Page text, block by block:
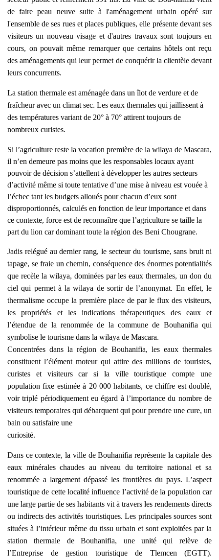
de faire peau neuve suite à l'aménagement urbain opéré sur
l'ensemble de ses rues et places publiques, elle présente devant ses
visiteurs un nouveau visage et d'autres travaux sont toujours en
cours, on pouvait même remarquer que certains hôtels ont reçu
des aménagements qui leur permet de conquérir la clientèle devant
leurs concurrents.
La station thermale est aménagée dans un îlot de verdure et de
fraîcheur avec un climat sec. Les eaux thermales qui jaillissent à
des températures variant de 20° à 70° attirent toujours de
nombreux curistes.
Si l’agriculture reste la vocation première de la wilaya de Mascara,
il n’en demeure pas moins que les responsables locaux ayant
pouvoir de décision s’attellent à développer les autres secteurs
d’activité même si toute tentative d’une mise à niveau est vouée à
l’échec tant les budgets alloués pour chacun d’eux sont
disproportionnés, calculés en fonction de leur importance et dans
ce contexte, force est de reconnaître que l’agriculture se taille la
part du lion car dominant toute la région des Beni Chougrane.
Jadis relégué au dernier rang, le secteur du tourisme, sans bruit ni
tapage, se fraie un chemin, conséquence des énormes potentialités
que recèle la wilaya, dominées par les eaux thermales, un don du
ciel qui permet à la wilaya de sortir de l’anonymat. En effet, le
thermalisme occupe la première place de par le flux des visiteurs,
les propriétés et les indications thérapeutiques des eaux et
l’étendue de la renommée de la commune de Bouhanifia qui
symbolise le tourisme dans la wilaya de Mascara.
Concentrées dans la région de Bouhanifia, les eaux thermales
constituent l’élément moteur qui attire des millions de touristes,
curistes et visiteurs car si la ville touristique compte une
population fixe estimée à 20 000 habitants, ce chiffre est doublé,
voir triplé périodiquement eu égard à l’importance du nombre de
visiteurs temporaires qui débarquent qui pour prendre une cure, un
bain ou satisfaire une
curiosité.
Dans ce contexte, la ville de Bouhanifia représente la capitale des
eaux minérales chaudes au niveau du territoire national et sa
renommée a largement dépassé les frontières du pays. L’aspect
touristique de cette localité influence l’activité de la population car
une large partie de ses habitants vit à travers les rendements directs
ou indirects des activités touristiques. Les principales sources sont
situées à l’intérieur même du tissu urbain et sont exploitées par la
station thermale de Bouhanifia, une unité qui relève de
l’Entreprise de gestion touristique de Tlemcen (EGTT).